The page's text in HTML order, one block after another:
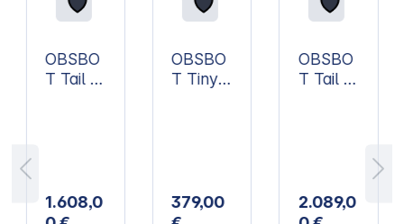
OBSBO
T Tail 2
1.608,0
OBSBO
T Tiny 3
379,00
OBSBO
T Tail 2
Konfere
nzkame
2.089,0